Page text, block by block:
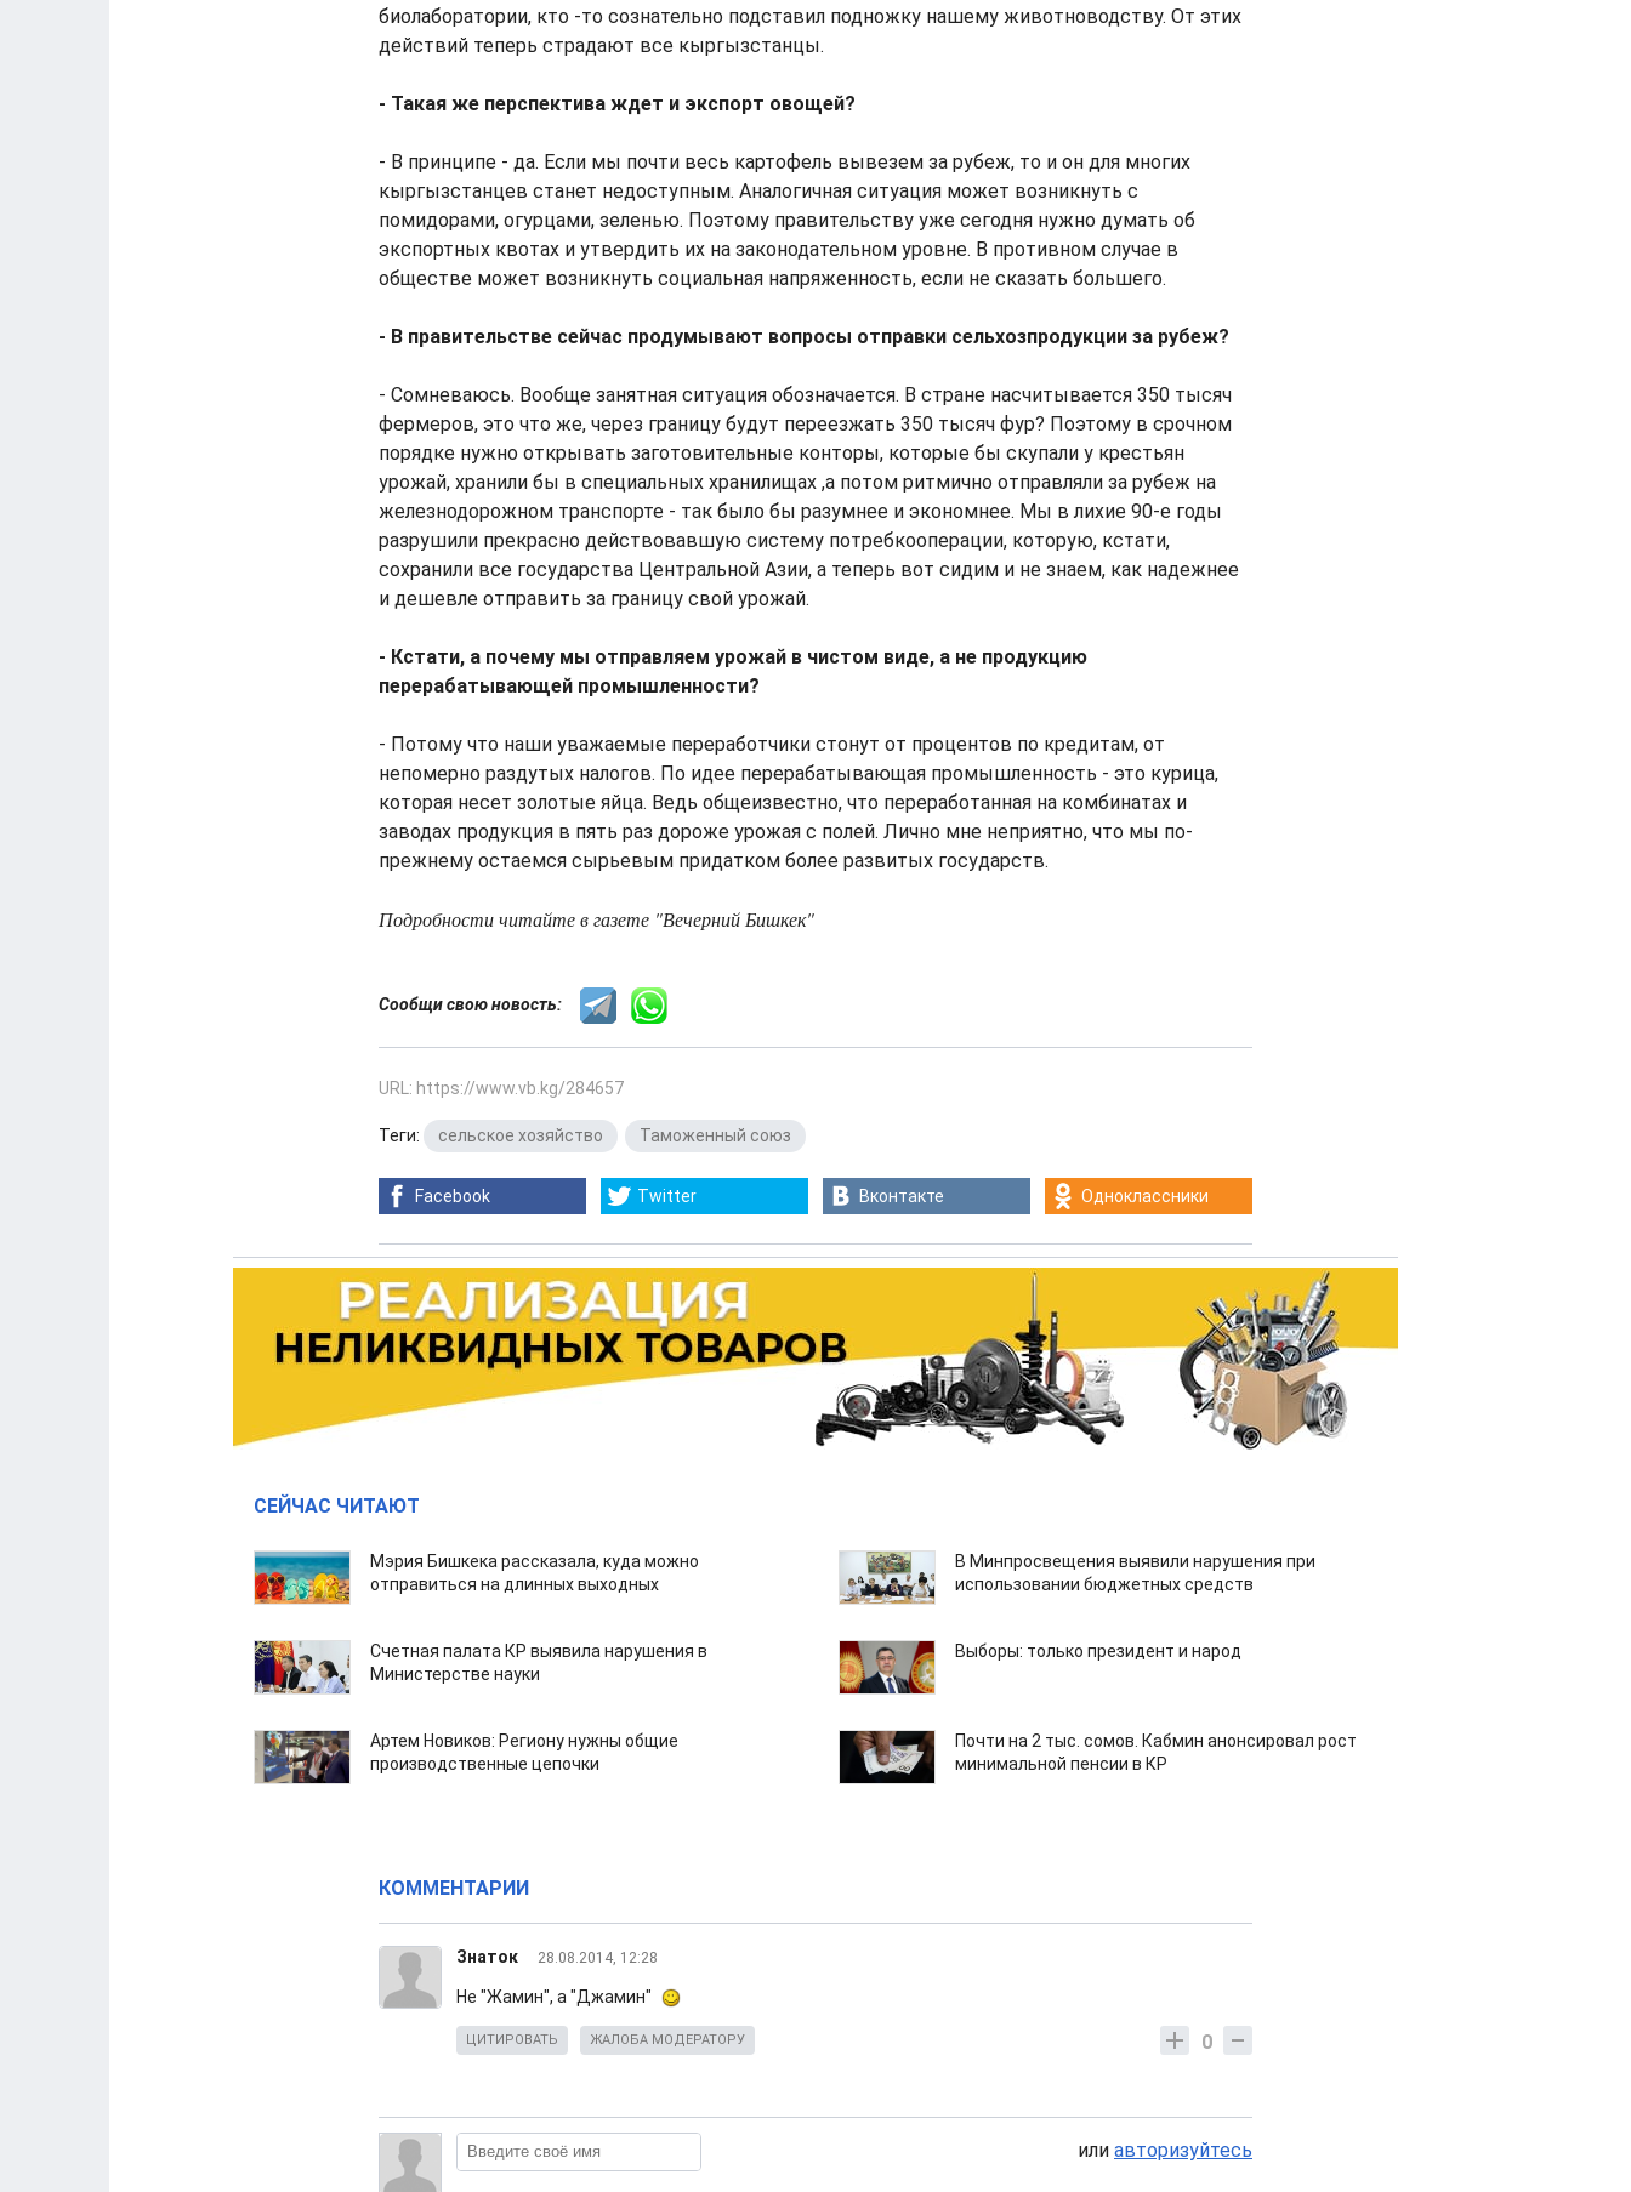
биолаборатории, кто -то сознательно подставил подножку нашему животноводству. От этих
действий теперь страдают все кыргызстанцы.
- Такая же перспектива ждет и экспорт овощей?
- В принципе - да. Если мы почти весь картофель вывезем за рубеж, то и он для многих
кыргызстанцев станет недоступным. Аналогичная ситуация может возникнуть с
помидорами, огурцами, зеленью. Поэтому правительству уже сегодня нужно думать об
экспортных квотах и утвердить их на законодательном уровне. В противном случае в
обществе может возникнуть социальная напряженность, если не сказать большего.
- В правительстве сейчас продумывают вопросы отправки сельхозпродукции за рубеж?
- Сомневаюсь. Вообще занятная ситуация обозначается. В стране насчитывается 350 тысяч
фермеров, это что же, через границу будут переезжать 350 тысяч фур? Поэтому в срочном
порядке нужно открывать заготовительные конторы, которые бы скупали у крестьян
урожай, хранили бы в специальных хранилищах ,а потом ритмично отправляли за рубеж на
железнодорожном транспорте - так было бы разумнее и экономнее. Мы в лихие 90-е годы
разрушили прекрасно действовавшую систему потребкооперации, которую, кстати,
сохранили все государства Центральной Азии, а теперь вот сидим и не знаем, как надежнее
и дешевле отправить за границу свой урожай.
- Кстати, а почему мы отправляем урожай в чистом виде, а не продукцию
перерабатывающей промышленности?
- Потому что наши уважаемые переработчики стонут от процентов по кредитам, от
непомерно раздутых налогов. По идее перерабатывающая промышленность - это курица,
которая несет золотые яйца. Ведь общеизвестно, что переработанная на комбинатах и
заводах продукция в пять раз дороже урожая с полей. Лично мне неприятно, что мы по-
прежнему остаемся сырьевым придатком более развитых государств.
Подробности читайте в газете "Вечерний Бишкек"
Сообщи свою новость:
URL: https://www.vb.kg/284657
Теги: сельское хозяйство Таможенный союз
Facebook Twitter Вконтакте Одноклассники
СЕЙЧАС ЧИТАЮТ
Мэрия Бишкека рассказала, куда можно
отправиться на длинных выходных
В Минпросвещения выявили нарушения при
использовании бюджетных средств
Счетная палата КР выявила нарушения в
Министерстве науки
Выборы: только президент и народ
Артем Новиков: Региону нужны общие
производственные цепочки
Почти на 2 тыс. сомов. Кабмин анонсировал рост
минимальной пенсии в КР
КОММЕНТАРИИ
Знаток 28.08.2014, 12:28
Не "Жамин", а "Джамин"
0
ЦИТИРОВАТЬ ЖАЛОБА МОДЕРАТОРУ
или авторизуйтесь